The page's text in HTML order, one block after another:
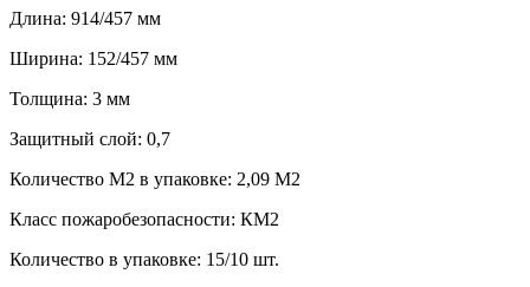
Длина: 914/457 мм
Ширина: 152/457 мм
Толщина: 3 мм
Защитный слой: 0,7
Количество М2 в упаковке: 2,09 М2
Класс пожаробезопасности: КМ2
Количество в упаковке: 15/10 шт.